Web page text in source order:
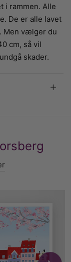
i rammen. Alle
De er alle lavet
Men vælger du
cm, så vil
skader.